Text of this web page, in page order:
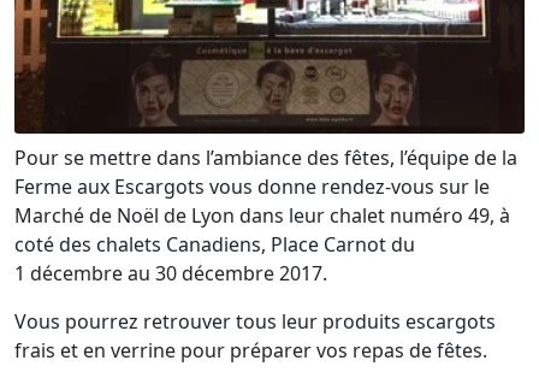
Pour se mettre dans l’ambiance des fêtes, l’équipe de la
Ferme aux Escargots vous donne rendez-vous sur le
Marché de Noël de Lyon dans leur chalet numéro 49, à
coté des chalets Canadiens, Place Carnot du
1 décembre au 30 décembre 2017.
Vous pourrez retrouver tous leur produits escargots
frais et en verrine pour préparer vos repas de fêtes.